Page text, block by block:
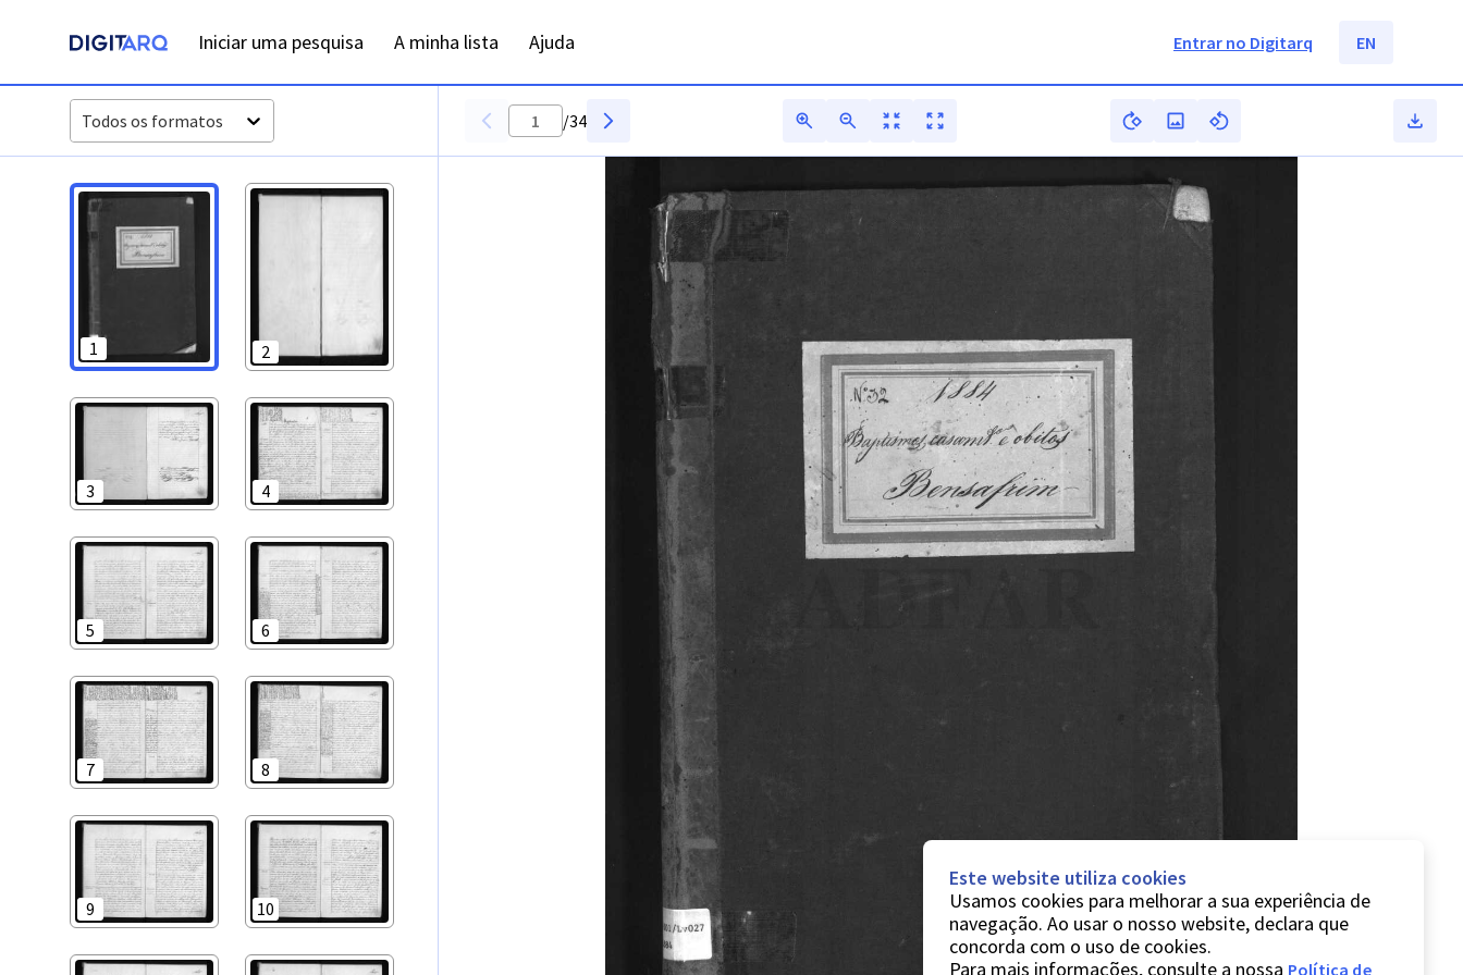
Iniciar uma pesquisa A minha lista Ajuda Entrar no Digitarq EN
Todos os formatos
1 2
3 4
5 6
7 8
9 10
/34
Este website utiliza cookies
Usamos cookies para melhorar a sua experiência de
navegação. Ao usar o nosso website, declara que
concorda com o uso de cookies.
Para mais informações, consulte a nossa Política de